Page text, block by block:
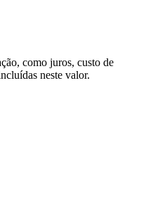
como juros, custo de
neste valor.